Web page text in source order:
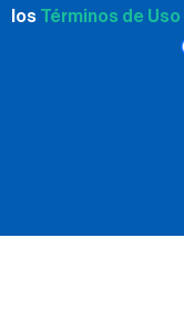
los Términos de Uso